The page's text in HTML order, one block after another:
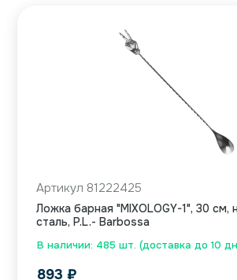
В наличии: 485 шт. (доставка до 10
Артикул 81222425
Ложка барная "MIXOLOGY-1", 30
сталь, P.L.- Barbossa
893 ₽